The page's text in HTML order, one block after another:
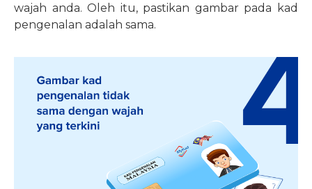
wajah anda. Oleh itu, pastikan gambar pada kad
pengenalan adalah sama.